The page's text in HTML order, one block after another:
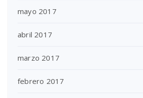
mayo 2017
abril 2017
marzo 2017
febrero 2017